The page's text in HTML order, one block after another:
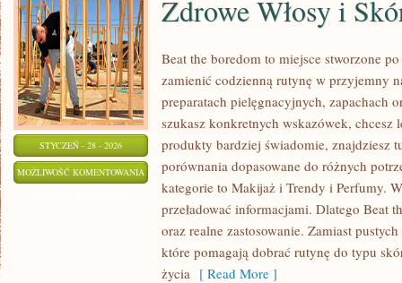
STYCZEŃ - 28 - 2026
MOŻLIWOŚĆ KOMENTOWANIA ZDROWE
WŁOSY
SKÓRA
GŁOWY
Zdrowe Włosy i
Beat the boredom to miejsce stworzone
zamienić codzienną rutynę w przyjemny
preparatach pielęgnacyjnych, zapachach
szukasz konkretnych wskazówek, chcesz
produkty bardziej świadomie, znajdziesz
porównania dopasowane do różnych
kategorie to Makijaż i Trendy i Perfumy.
przeładować informacjami. Dlatego Beat
oraz realne zastosowanie. Zamiast
które pomagają dobrać rutynę do typu
życia [ Read More ]